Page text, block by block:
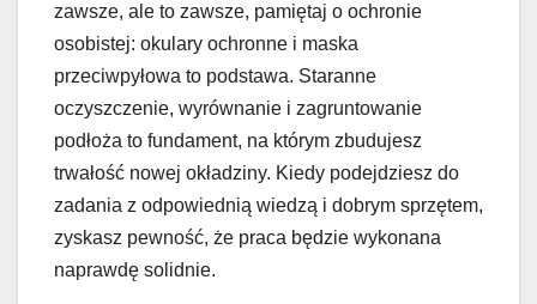
zawsze, ale to zawsze, pamiętaj o ochronie
osobistej: okulary ochronne i maska
przeciwpyłowa to podstawa. Staranne
oczyszczenie, wyrównanie i zagruntowanie
podłoża to fundament, na którym zbudujesz
trwałość nowej okładziny. Kiedy podejdziesz do
zadania z odpowiednią wiedzą i dobrym sprzętem,
zyskasz pewność, że praca będzie wykonana
naprawdę solidnie.